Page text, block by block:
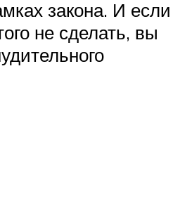
закона. И если
не сделать, вы